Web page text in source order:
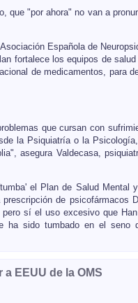
que "por ahora" no van a
Española de
fortalece los equipos de
de medicamentos, para
que cursan con
la Psiquiatría o la
asegura Valdecasa,
el Plan de Salud Mental
de psicofármacos
sí el uso excesivo que
sido tumbado en el seno
EEUU de la OMS